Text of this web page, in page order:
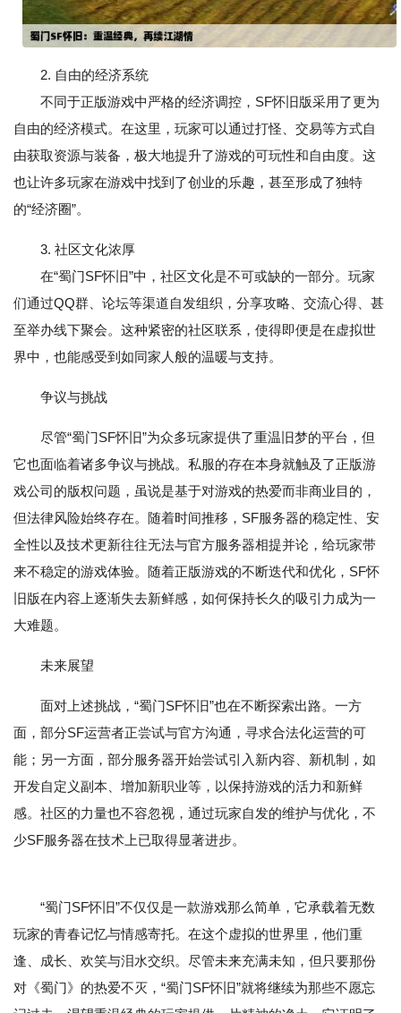
2. 自由的经济系统
不同于正版游戏中严格的经济调控，SF怀旧版采用了更为
自由的经济模式。在这里，玩家可以通过打怪、交易等方式自
由获取资源与装备，极大地提升了游戏的可玩性和自由度。这
也让许多玩家在游戏中找到了创业的乐趣，甚至形成了独特
的“经济圈”。
3. 社区文化浓厚
在“蜀门SF怀旧”中，社区文化是不可或缺的一部分。玩家
们通过QQ群、论坛等渠道自发组织，分享攻略、交流心得、甚
至举办线下聚会。这种紧密的社区联系，使得即便是在虚拟世
界中，也能感受到如同家人般的温暖与支持。
争议与挑战
尽管“蜀门SF怀旧”为众多玩家提供了重温旧梦的平台，但
它也面临着诸多争议与挑战。私服的存在本身就触及了正版游
戏公司的版权问题，虽说是基于对游戏的热爱而非商业目的，
但法律风险始终存在。随着时间推移，SF服务器的稳定性、安
全性以及技术更新往往无法与官方服务器相提并论，给玩家带
来不稳定的游戏体验。随着正版游戏的不断迭代和优化，SF怀
旧版在内容上逐渐失去新鲜感，如何保持长久的吸引力成为一
大难题。
未来展望
面对上述挑战，“蜀门SF怀旧”也在不断探索出路。一方
面，部分SF运营者正尝试与官方沟通，寻求合法化运营的可
能；另一方面，部分服务器开始尝试引入新内容、新机制，如
开发自定义副本、增加新职业等，以保持游戏的活力和新鲜
感。社区的力量也不容忽视，通过玩家自发的维护与优化，不
少SF服务器在技术上已取得显著进步。
“蜀门SF怀旧”不仅仅是一款游戏那么简单，它承载着无数
玩家的青春记忆与情感寄托。在这个虚拟的世界里，他们重
逢、成长、欢笑与泪水交织。尽管未来充满未知，但只要那份
对《蜀门》的热爱不灭，“蜀门SF怀旧”就将继续为那些不愿忘